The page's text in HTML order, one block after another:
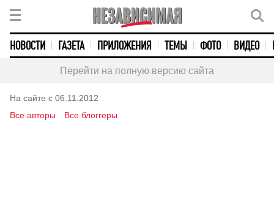
НОВОСТИ ГАЗЕТА ПРИЛОЖЕНИЯ ТЕМЫ ФОТО ВИДЕО
Перейти на полную версию сайта
На сайте с 06.11.2012
Все авторы
Все блоггеры